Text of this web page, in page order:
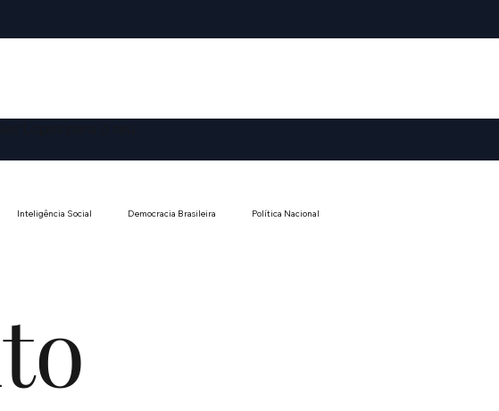
Inteligência Social Democracia Brasileira Política Nacional